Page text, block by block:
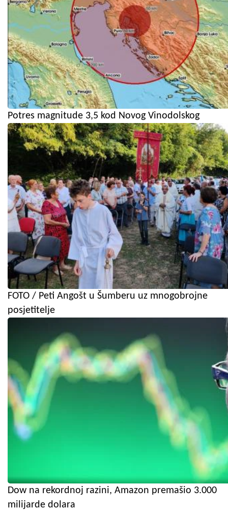
Potres magnitude 3,5 kod Novog Vinodolskog
FOTO / Peti Angošt u Šumberu uz mnogobrojne
posjetitelje
Dow na rekordnoj razini, Amazon premašio 3.000
milijarde dolara